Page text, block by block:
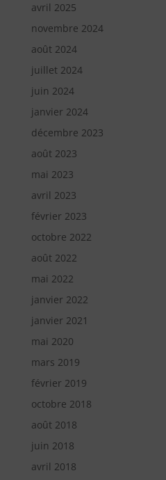
avril 2025
novembre 2024
août 2024
juillet 2024
juin 2024
janvier 2024
décembre 2023
août 2023
mai 2023
avril 2023
février 2023
octobre 2022
août 2022
mai 2022
janvier 2022
janvier 2021
mai 2020
mars 2019
février 2019
octobre 2018
août 2018
juin 2018
avril 2018